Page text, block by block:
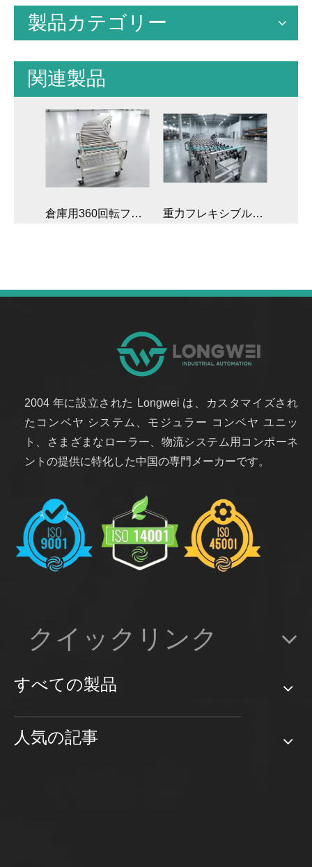
製品カテゴリー
関連製品
倉庫用360回転フレキシブル拡張可能重力ローラーコンベヤ 重力フレキシブル拡張可能なスケートホイールコンベヤ
2004 年に設立された Longwei は、カスタマイズされ
たコンベヤ システム、モジュラー コンベヤ ユニッ
ト、さまざまなローラー、物流システム用コンポーネ
ントの提供に特化した中国の専門メーカーです。
クイックリンク
すべての製品
人気の記事